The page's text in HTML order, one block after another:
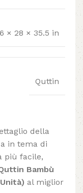
× 28 × 35.5 in
Quttin
della
in tema di
più facile,
Bambù
al miglior